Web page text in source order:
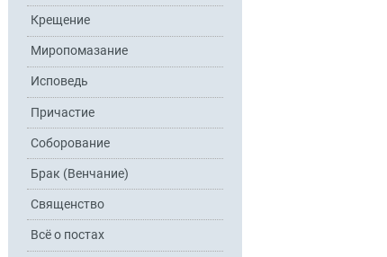
Крещение
Миропомазание
Исповедь
Причастие
Соборование
Брак (Венчание)
Священство
Всё о постах